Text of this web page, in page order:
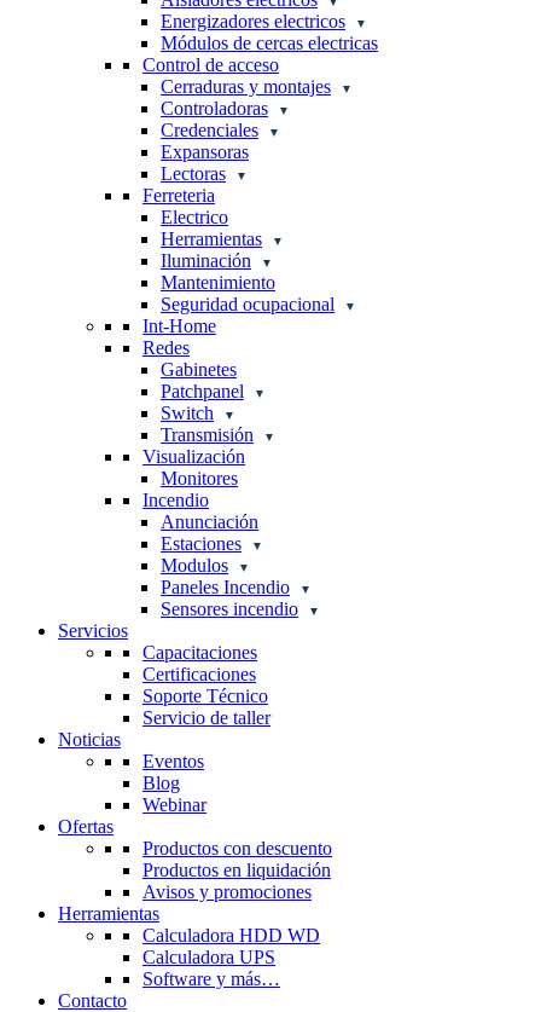
Energizadores electricos
Módulos de cercas electricas
Control de acceso
Cerraduras y montajes
Controladoras
Credenciales
Expansoras
Lectoras
Ferreteria
Electrico
Herramientas
Iluminación
Mantenimiento
Seguridad ocupacional
Int-Home
Redes
Gabinetes
Patchpanel
Switch
Transmisión
Visualización
Monitores
Incendio
Anunciación
Estaciones
Modulos
Paneles Incendio
Sensores incendio
Servicios
Capacitaciones
Certificaciones
Soporte Técnico
Servicio de taller
Noticias
Eventos
Blog
Webinar
Ofertas
Productos con descuento
Productos en liquidación
Avisos y promociones
Herramientas
Calculadora HDD WD
Calculadora UPS
Software y más…
Contacto